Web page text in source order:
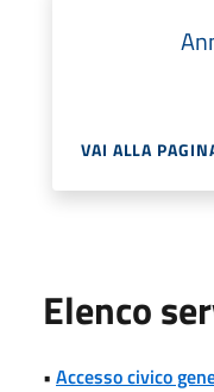
VAI ALLA
Elenco
• Accesso civico